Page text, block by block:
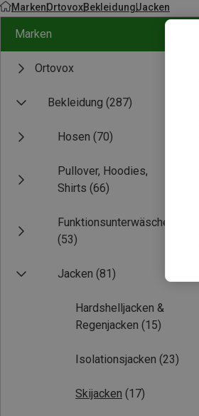
MarkenOrtovoxBekleidungJacken
Marken
Ortovox
Bekleidung (287)
Hosen (70)
Pullover, Hoodies,
Shirts (66)
Funktionsunterwäsche
(53)
Jacken (81)
Hardshelljacken &
Regenjacken (15)
Isolationsjacken (23)
Skijacken (17)